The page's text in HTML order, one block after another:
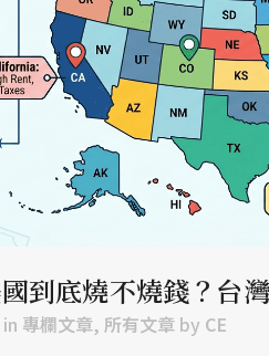
到底燒不燒錢？台
in 專欄文章, 所有文章 by CE